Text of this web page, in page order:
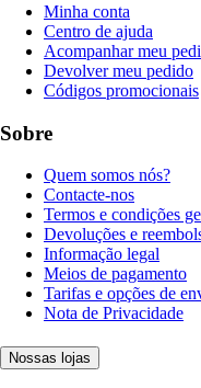
Minha conta
Centro de ajuda
Acompanhar meu
Devolver meu pedido
Códigos promocionais
Sobre
Quem somos nós?
Contacte-nos
Termos e condições
Devoluções e
Informação legal
Meios de pagamento
Tarifas e opções de
Nota de Privacidade
Nossas lojas